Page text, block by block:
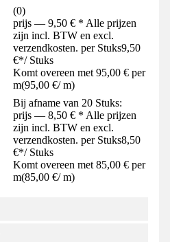
(0)
prijs — 9,50 € * Alle prijzen
zijn incl. BTW en excl.
verzendkosten. per Stuks9,50
€*/ Stuks
Komt overeen met 95,00 € per
m(95,00 €/ m)
Bij afname van 20 Stuks:
prijs — 8,50 € * Alle prijzen
zijn incl. BTW en excl.
verzendkosten. per Stuks8,50
€*/ Stuks
Komt overeen met 85,00 € per
m(85,00 €/ m)